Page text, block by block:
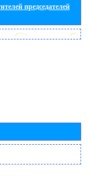
председателей